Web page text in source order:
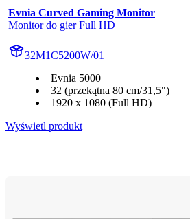
Evnia Curved Gaming Monitor
Monitor do gier Full HD
32M1C5200W/01
Evnia 5000
32 (przekątna 80 cm/31,5")
1920 x 1080 (Full HD)
Wyświetl produkt